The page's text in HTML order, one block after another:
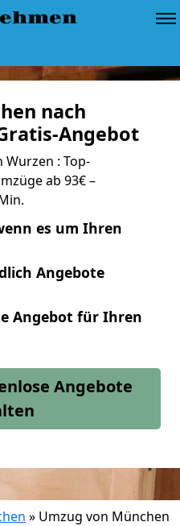
nach
Angebot
: Top-
ab 93€ –
es um Ihren
Angebote
Angebot für Ihren
Angebote
» Umzug von München